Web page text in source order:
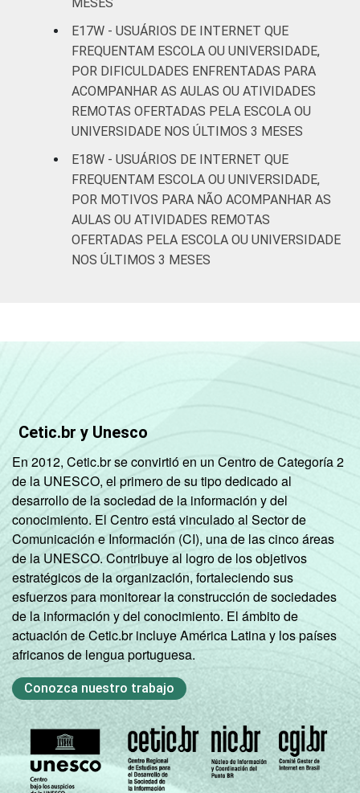
E17W - USUÁRIOS DE INTERNET QUE
FREQUENTAM ESCOLA OU UNIVERSIDADE,
POR DIFICULDADES ENFRENTADAS PARA
ACOMPANHAR AS AULAS OU ATIVIDADES
REMOTAS OFERTADAS PELA ESCOLA OU
UNIVERSIDADE NOS ÚLTIMOS 3 MESES
E18W - USUÁRIOS DE INTERNET QUE
FREQUENTAM ESCOLA OU UNIVERSIDADE,
POR MOTIVOS PARA NÃO ACOMPANHAR AS
AULAS OU ATIVIDADES REMOTAS
OFERTADAS PELA ESCOLA OU UNIVERSIDADE
NOS ÚLTIMOS 3 MESES
Cetic.br y Unesco
En 2012, Cetic.br se convirtió en un Centro de Categoría 2
de la UNESCO, el primero de su tipo dedicado al
desarrollo de la sociedad de la información y del
conocimiento. El Centro está vinculado al Sector de
Comunicación e Información (CI), una de las cinco áreas
de la UNESCO. Contribuye al logro de los objetivos
estratégicos de la organización, fortaleciendo sus
esfuerzos para monitorear la construcción de sociedades
de la información y del conocimiento. El ámbito de
actuación de Cetic.br incluye América Latina y los países
africanos de lengua portuguesa.
Conozca nuestro trabajo